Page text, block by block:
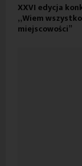
XXVI edycja
„Wiem
miejscowości”